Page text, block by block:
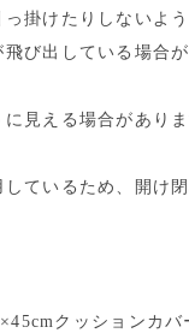
掛けたりしないよ
び出している場合
見える場合があり
ているため、開け
クッションカバ